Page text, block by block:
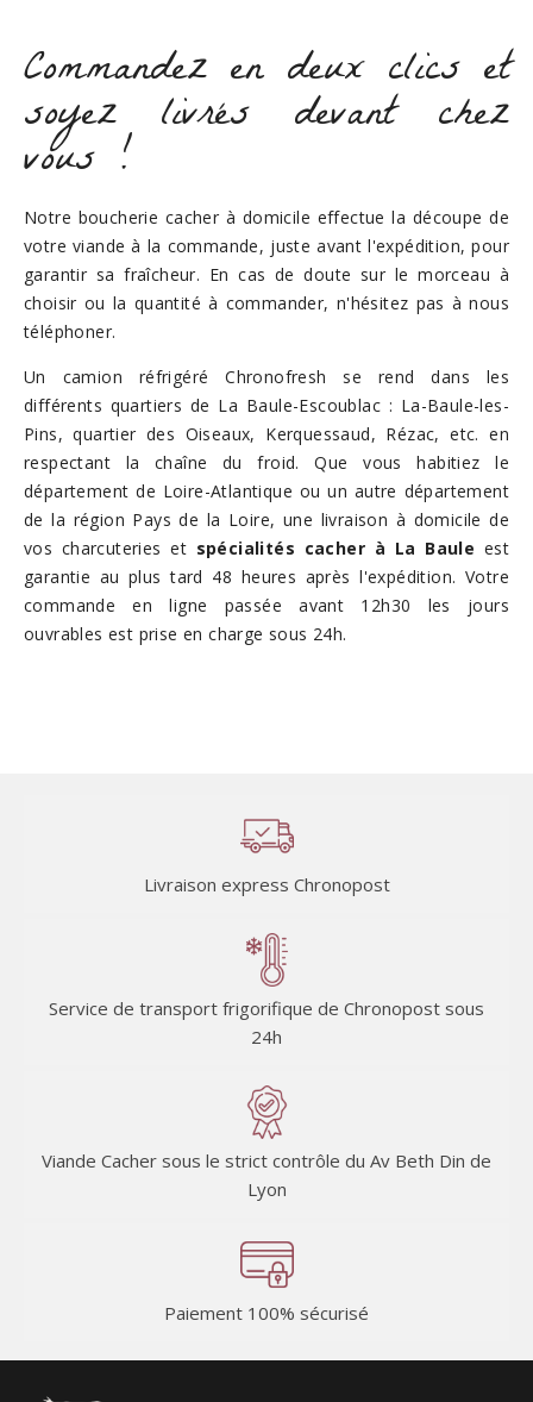
Commandez en deux clics et
soyez livrés devant chez
vous !
Notre boucherie cacher à domicile effectue la découpe de
votre viande à la commande, juste avant l'expédition, pour
garantir sa fraîcheur. En cas de doute sur le morceau à
choisir ou la quantité à commander, n'hésitez pas à nous
téléphoner.
Un camion réfrigéré Chronofresh se rend dans les
différents quartiers de La Baule-Escoublac : La-Baule-les-
Pins, quartier des Oiseaux, Kerquessaud, Rézac, etc. en
respectant la chaîne du froid. Que vous habitiez le
département de Loire-Atlantique ou un autre département
de la région Pays de la Loire, une livraison à domicile de
vos charcuteries et spécialités cacher à La Baule est
garantie au plus tard 48 heures après l'expédition. Votre
commande en ligne passée avant 12h30 les jours
ouvrables est prise en charge sous 24h.
Livraison express Chronopost
Service de transport frigorifique de Chronopost sous
24h
Viande Cacher sous le strict contrôle du Av Beth Din de
Lyon
Paiement 100% sécurisé